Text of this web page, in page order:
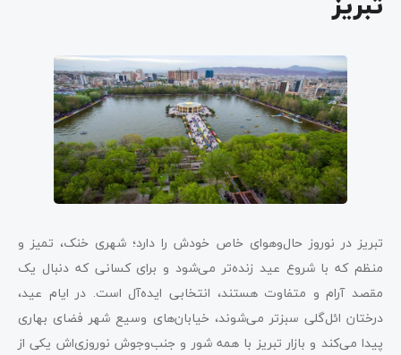
تبریز در نوروز حال‌وهوای خاص خودش را دارد؛ شهری خنک، تمیز و
منظم که با شروع عید زنده‌تر می‌شود و برای کسانی که دنبال یک
مقصد آرام و متفاوت هستند، انتخابی ایده‌آل است. در ایام عید،
درختان ائل‌گلی سبزتر می‌شوند، خیابان‌های وسیع شهر فضای بهاری
پیدا می‌کند و بازار تبریز با همه شور و جنب‌وجوش نوروزی‌اش یکی از